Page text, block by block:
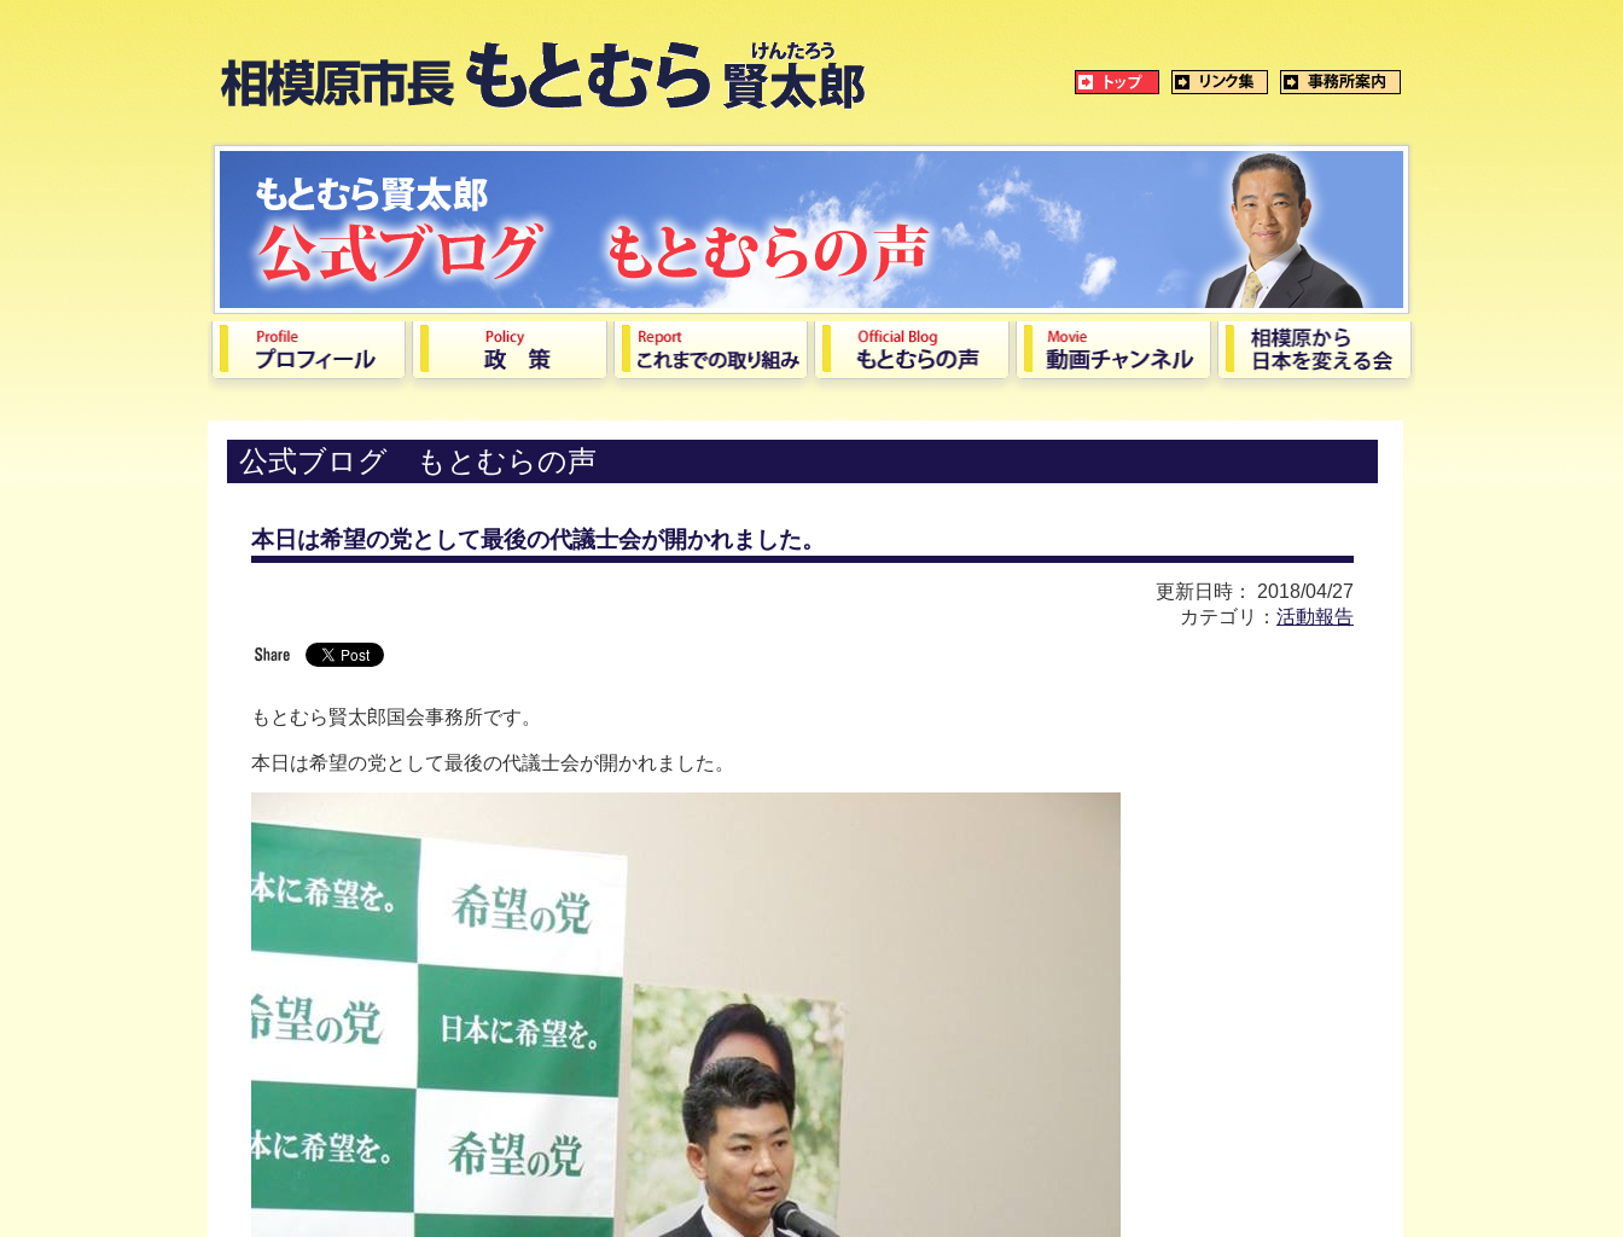
公式ブログ もとむらの声
本日は希望の党として最後の代議士会が開かれました。
更新日時： 2018/04/27
カテゴリ： 活動報告
もとむら賢太郎国会事務所です。
本日は希望の党として最後の代議士会が開かれました。